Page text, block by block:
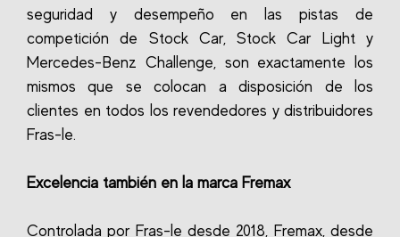
seguridad y desempeño en las pistas de
competición de Stock Car, Stock Car Light y
Mercedes-Benz Challenge, son exactamente los
mismos que se colocan a disposición de los
clientes en todos los revendedores y distribuidores
Fras-le.
Excelencia también en la marca Fremax
Controlada por Fras-le desde 2018, Fremax, desde